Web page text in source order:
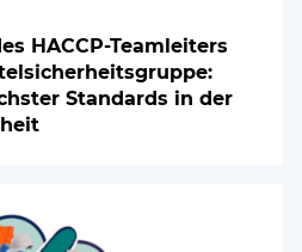
HACCP-Teamleiters
Standards in der